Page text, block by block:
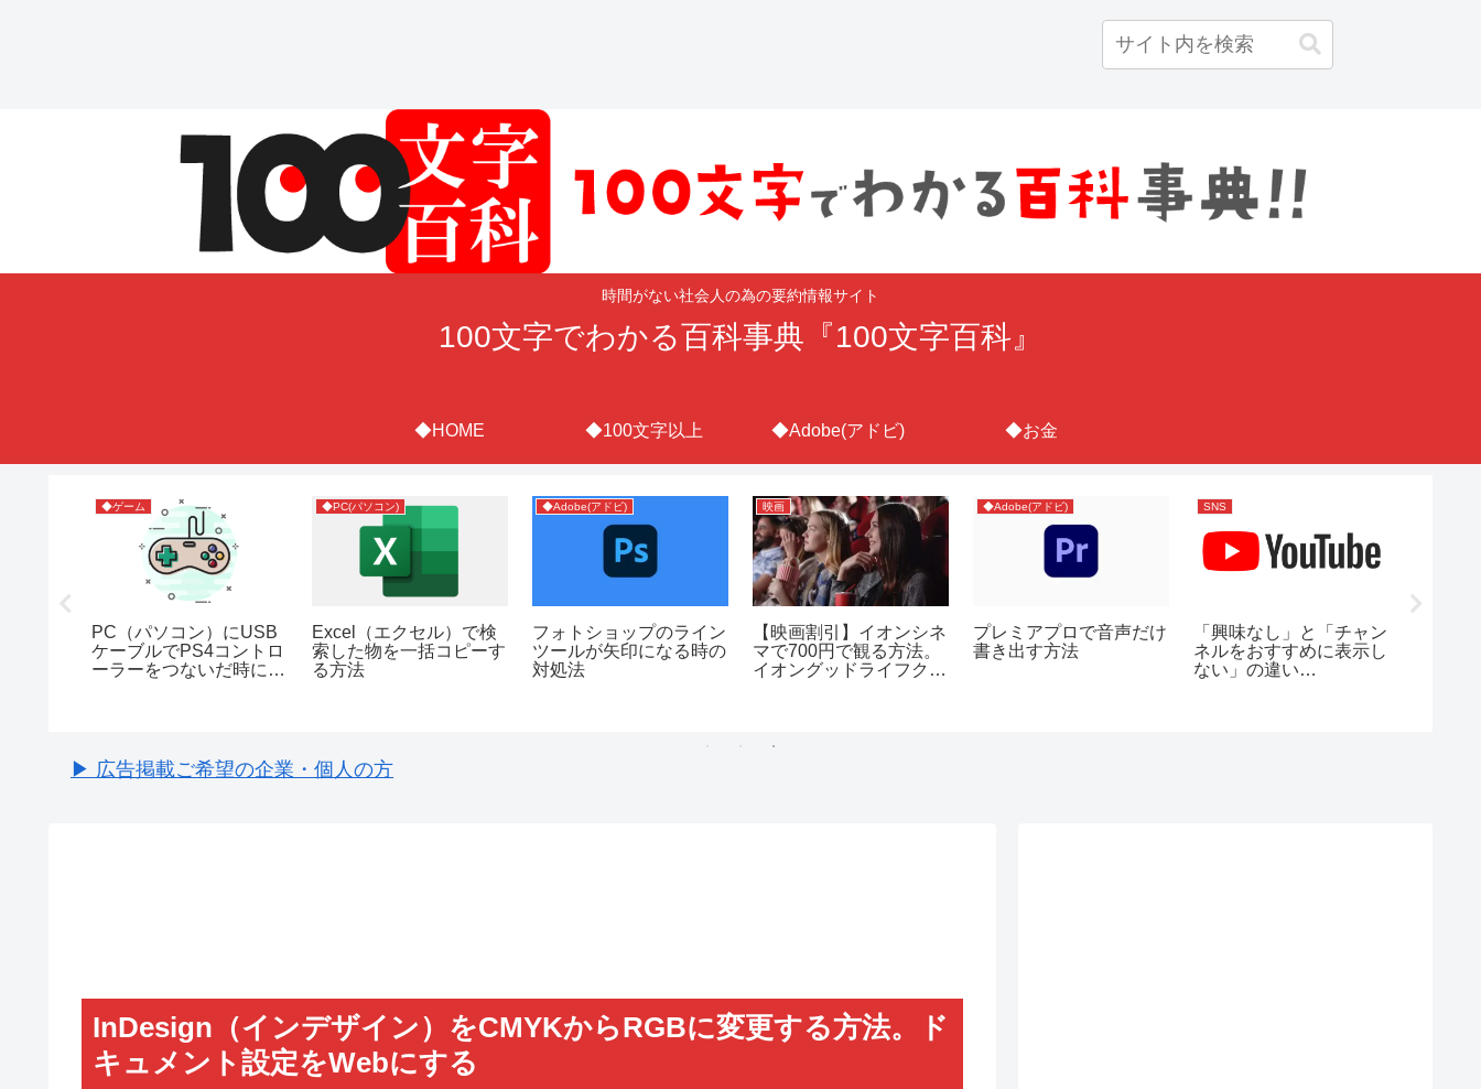
時間がない社会人の為の要約情報サイト
100文字でわかる百科事典『100文字百科』
◆HOME ◆100文字以上 ◆Adobe(アドビ) ◆お金
◆ゲーム
PC（パソコン）にUSB
ケーブルでPS4コントロ
ーラーをつないだ時にス
◆PC(パソコン)
Excel（エクセル）で検
索した物を一括コピーす
る方法
◆Adobe(アドビ)
フォトショップのライン
ツールが矢印になる時の
対処法
映画
【映画割引】イオンシネ
マで700円で観る方法。
イオングッドライフクラ
◆Adobe(アドビ)
プレミアプロで音声だけ
書き出す方法
SNS
「興味なし」と「チャン
ネルをおすすめに表示し
ない」の違い
▶ 広告掲載ご希望の企業・個人の方
InDesign（インデザイン）をCMYKからRGBに変更する方法。ド
キュメント設定をWebにする